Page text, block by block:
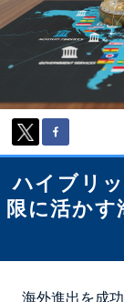
ハイブリ
限に活か
海外進出を成